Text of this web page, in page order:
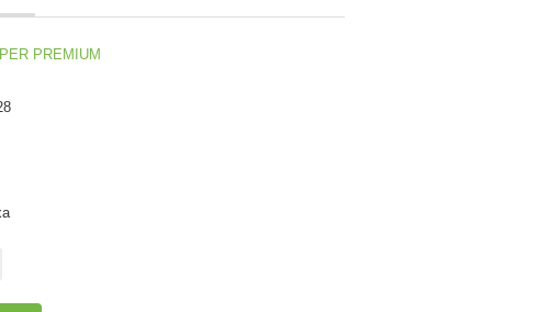
PREMIUM